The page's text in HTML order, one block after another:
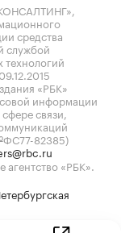
средства
службой
«РБК»
информации
связи,
82385)
«РБК».